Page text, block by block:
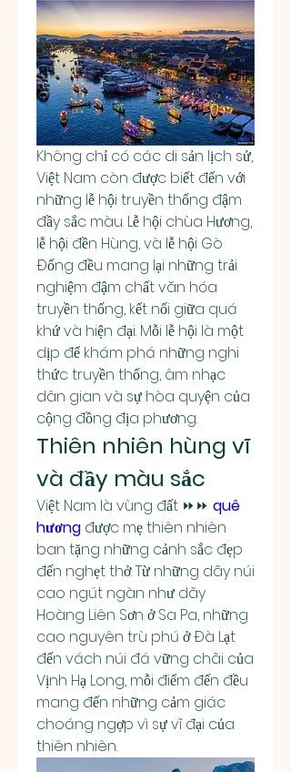
Không chỉ có các di sản lịch sử,
Việt Nam còn được biết đến với
những lễ hội truyền thống đậm
đầy sắc màu. Lễ hội chùa Hương,
lễ hội đền Hùng, và lễ hội Gò
Đống đều mang lại những trải
nghiệm đậm chất văn hóa
truyền thống, kết nối giữa quá
khứ và hiện đại. Mỗi lễ hội là một
dịp để khám phá những nghi
thức truyền thống, âm nhạc
dân gian và sự hòa quyện của
cộng đồng địa phương.
Thiên nhiên hùng vĩ
và đầy màu sắc
Việt Nam là vùng đất ⏩⏩ quê
hương được mẹ thiên nhiên
ban tặng những cảnh sắc đẹp
đến nghẹt thở. Từ những dãy núi
cao ngút ngàn như dãy
Hoàng Liên Sơn ở Sa Pa, những
cao nguyên trù phú ở Đà Lạt
đến vách núi đá vững chãi của
Vịnh Hạ Long, mỗi điểm đến đều
mang đến những cảm giác
choáng ngợp vì sự vĩ đại của
thiên nhiên.